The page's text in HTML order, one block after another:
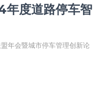
年度道路停车智
年会暨城市停车管理创新论